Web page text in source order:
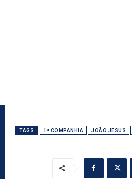
TAGS 1ª COMPANHIA JOÃO JESUS